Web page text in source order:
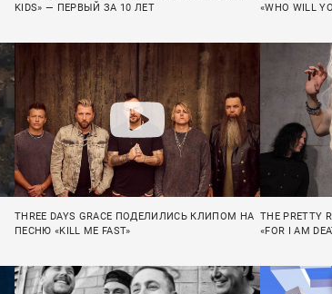
KIDS» — ПЕРВЫЙ ЗА 10 ЛЕТ
«WHO WILL
THREE DAYS GRACE ПОДЕЛИЛИСЬ КЛИПОМ НА
ПЕСНЮ «KILL ME FAST»
THE PRETTY
«FOR I AM